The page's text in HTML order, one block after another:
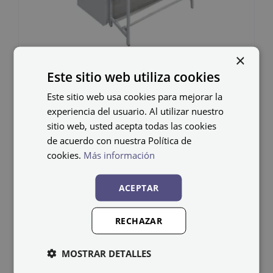
Taquilla metálica ECO
GYM-30/3 PRO
425,29€ IVA no incluido
×
Este sitio web utiliza cookies
Este sitio web usa cookies para mejorar la
experiencia del usuario. Al utilizar nuestro
sitio web, usted acepta todas las cookies
de acuerdo con nuestra Política de
cookies. Más información
ACEPTAR
RECHAZAR
MOSTRAR DETALLES